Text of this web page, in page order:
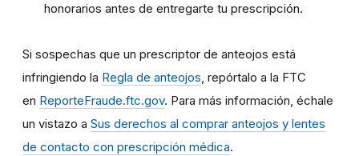
honorarios antes de entregarte tu prescripción.
Si sospechas que un prescriptor de anteojos está
infringiendo la Regla de anteojos, repórtalo a la FTC
en ReporteFraude.ftc.gov. Para más información, échale
un vistazo a Sus derechos al comprar anteojos y lentes
de contacto con prescripción médica.